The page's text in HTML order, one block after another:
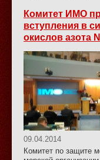
Комитет ИМО
вступления в
окислов азота
09.04.2014
Комитет по защите